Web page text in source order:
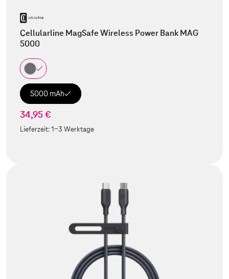
Cellularline MagSafe Wireless Power Bank MAG
5000
5000 mAh
34,95 €
Lieferzeit:1-3 Werktage